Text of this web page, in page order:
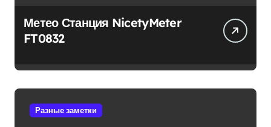
Метео Станция NicetyMeter
FT0832
Разные заметки